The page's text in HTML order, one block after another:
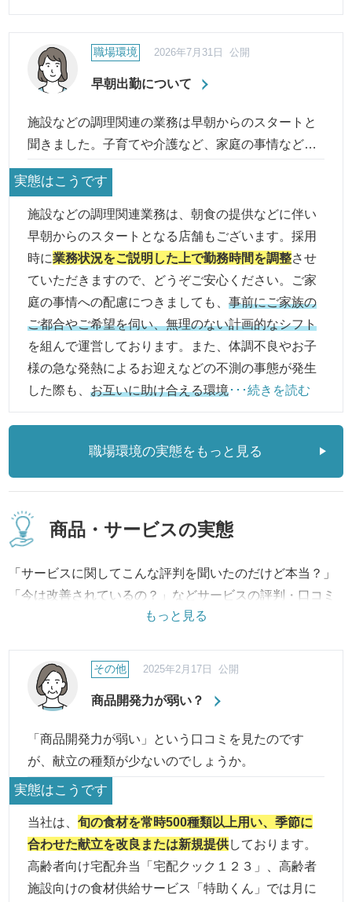
商品・サービスの実態
「サービスに関してこんな評判を聞いたのだけど本当？」
「今は改善されているの？」などサービスの評判・口コミ
に対して、事実内容から改善への取り組み、結果に至るま
もっと見る
商品開発力が弱い？
その他 2025年2月17日 公開
「商品開発力が弱い」という口コミを見たのです
が、献立の種類が少ないのでしょうか。
実態はこうです
当社は、旬の食材を常時500種類以上用い、季節に
合わせた献立を改良または新規提供しております。
高齢者向け宅配弁当「宅配クック１２３」、高齢者
施設向けの食材供給サービス「特助くん」では月に
早朝出勤について
職場環境 2026年7月31日 公開
施設などの調理関連の業務は早朝からのスタートと
聞きました。子育てや介護など、家庭の事情などは
配慮していただけるのでしょうか。
実態はこうです
施設などの調理関連業務は、朝食の提供などに伴い
早朝からのスタートとなる店舗もございます。採用
時に業務状況をご説明した上で勤務時間を調整させ
ていただきますので、どうぞご安心ください。ご家
庭の事情への配慮につきましても、事前にご家族の
ご都合やご希望を伺い、無理のない計画的なシフト
を組んで運営しております。また、体調不良やお子
様の急な発熱によるお迎えなどの不測の事態が発生
した際も、お互いに助け合える環境･･･続きを読む
職場環境の実態をもっと見る